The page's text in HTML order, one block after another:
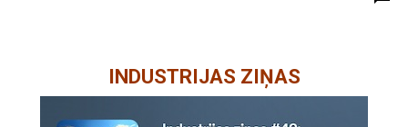
INDUSTRIJAS ZIŅAS